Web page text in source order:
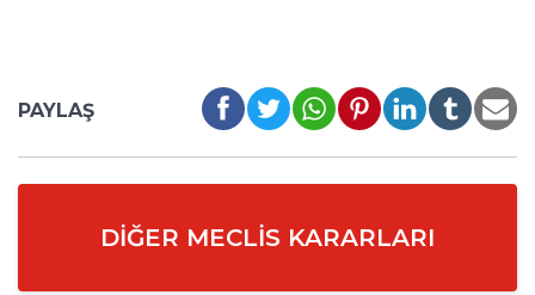
PAYLAŞ
DIĞER MECLIS KARARLARI